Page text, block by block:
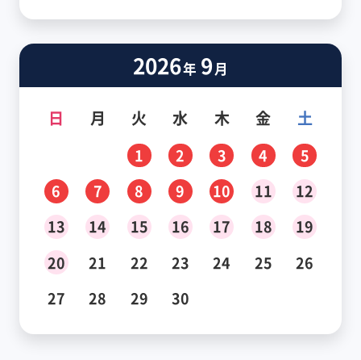
2026年 9月
日 月 火 水 木 金 土
1 2 3 4
5
6
7 8 9 10 11
12
13
14 15 16 17 18
19
20
21 22 23 24 25
26
27
28 29 30